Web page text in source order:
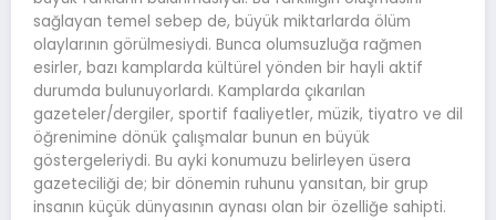
sağlayan temel sebep de, büyük miktarlarda ölüm
olaylarının görülmesiydi. Bunca olumsuzluğa rağmen
esirler, bazı kamplarda kültürel yönden bir hayli aktif
durumda bulunuyorlardı. Kamplarda çıkarılan
gazeteler/dergiler, sportif faaliyetler, müzik, tiyatro ve dil
öğrenimine dönük çalışmalar bunun en büyük
göstergeleriydi. Bu ayki konumuzu belirleyen üsera
gazeteciliği de; bir dönemin ruhunu yansıtan, bir grup
insanın küçük dünyasının aynası olan bir özelliğe sahipti.